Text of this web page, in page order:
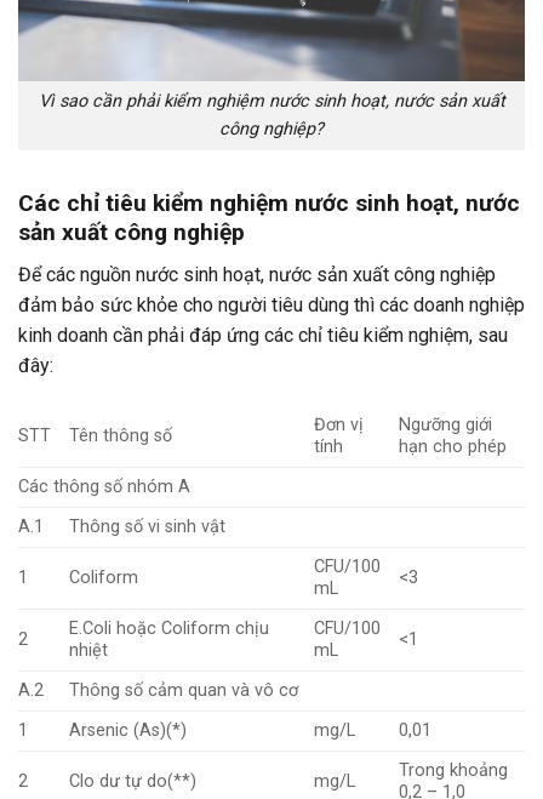
Vì sao cần phải kiểm nghiệm nước sinh hoạt, nước sản xuất
công nghiệp?
Các chỉ tiêu kiểm nghiệm nước sinh hoạt, nước
sản xuất công nghiệp
Để các nguồn nước sinh hoạt, nước sản xuất công nghiệp
đảm bảo sức khỏe cho người tiêu dùng thì các doanh nghiệp
kinh doanh cần phải đáp ứng các chỉ tiêu kiểm nghiệm, sau
đây:
STT Tên thông số
Đơn vị
tính
Ngưỡng giới
hạn cho phép
Các thông số nhóm A
A.1
Thông số vi sinh vật
1 Coliform
CFU/100
mL
<3
2
E.Coli hoặc Coliform chịu
nhiệt
CFU/100
mL
<1
A.2
Thông số cảm quan và vô cơ
1
Arsenic (As)(*) mg/L 0,01
2 Clo dư tự do(**) mg/L
Trong khoảng
0,2 – 1,0